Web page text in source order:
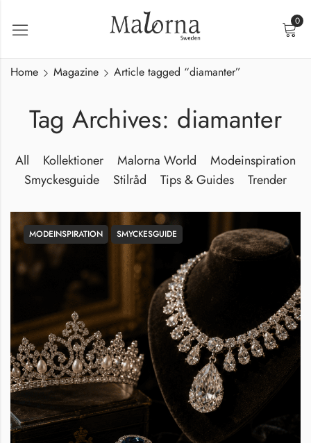
0
Tag Archives: diamanter
Home Magazine Article tagged “diamanter”
All Kollektioner Malorna World
Modeinspiration
Smyckesguide
Stilråd Tips & Guides Trender
MODEINSPIRATION SMYCKESGUIDE